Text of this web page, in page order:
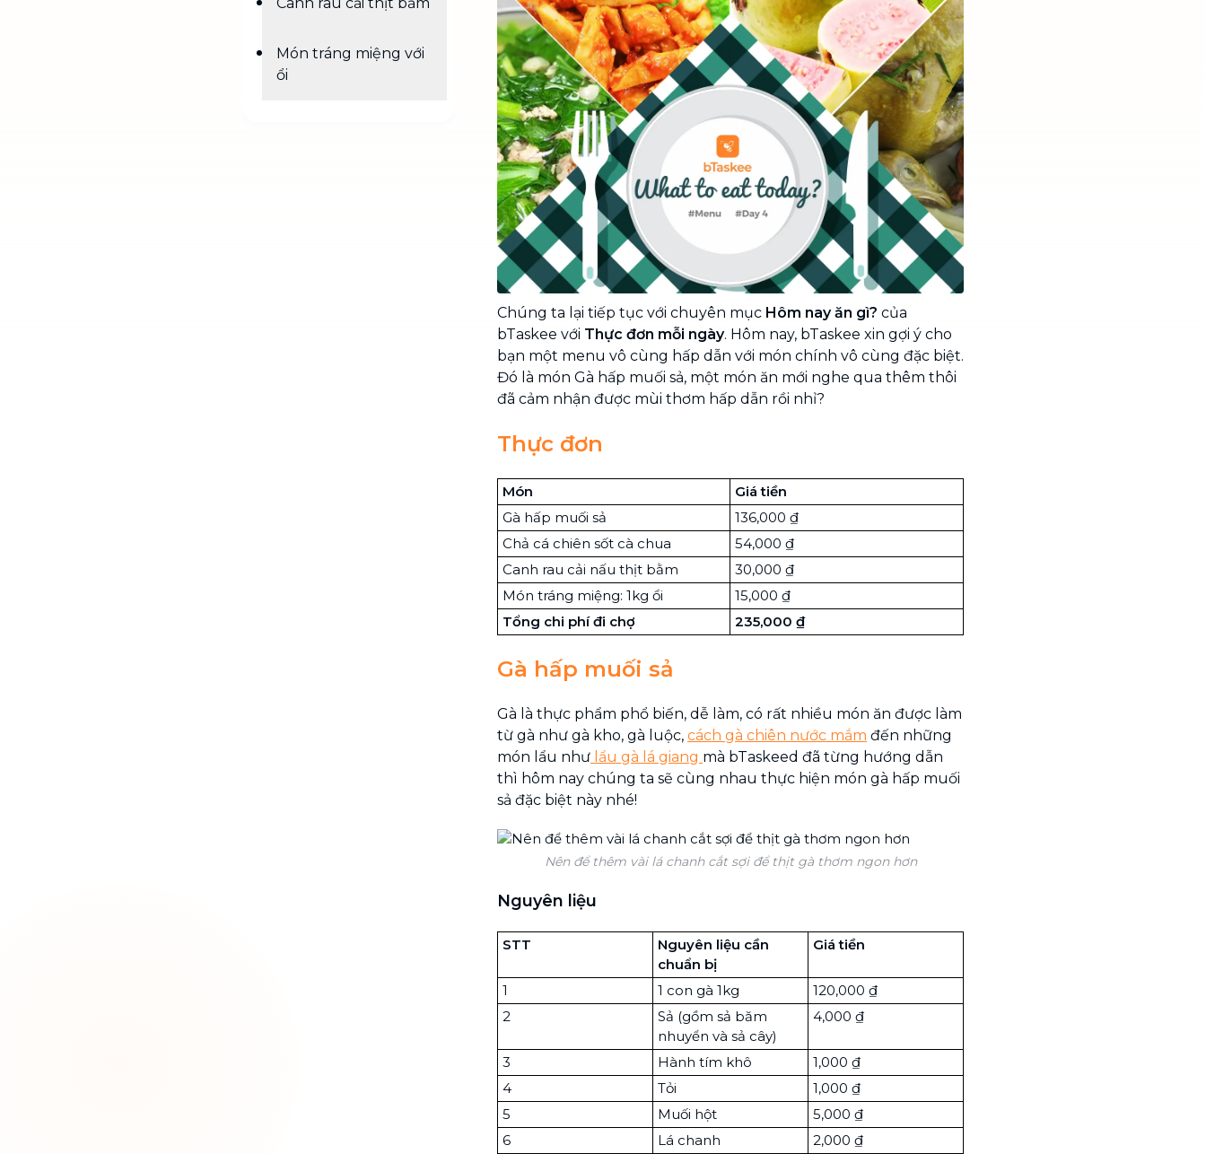
Chuyển nhà trọn gói, không lo dọn
dẹp nơi đi nơi đến
Vệ sinh công nghiệp NEW
Vệ sinh chuyên nghiệp cho văn
phòng, nhà xưởng, công trình lớn
Món tráng miệng với
ổi
Chúng ta lại tiếp tục với chuyên mục Hôm nay ăn gì? của
bTaskee với Thực đơn mỗi ngày. Hôm nay, bTaskee xin gợi ý cho
bạn một menu vô cùng hấp dẫn với món chính vô cùng đặc biệt.
Đó là món Gà hấp muối sả, một món ăn mới nghe qua thêm thôi
đã cảm nhận được mùi thơm hấp dẫn rồi nhỉ?
Thực đơn
Món
Giá tiền
Gà hấp muối sả
136,000 ₫
Chả cá chiên sốt cà chua
54,000 ₫
Canh rau cải nấu thịt bằm
30,000 ₫
Món tráng miệng: 1kg ổi
15,000 ₫
Tổng chi phí đi chợ
235,000 ₫
Gà hấp muối sả
Gà là thực phẩm phổ biến, dễ làm, có rất nhiều món ăn được làm
từ gà như gà kho, gà luộc, cách gà chiên nước mắm đến những
món lẩu như lẩu gà lá giang mà bTaskeed đã từng hướng dẫn
thì hôm nay chúng ta sẽ cùng nhau thực hiện món gà hấp muối
sả đặc biệt này nhé!
Nên để thêm vài lá chanh cắt sợi để thịt gà thơm ngon hơn
Nguyên liệu
STT
Nguyên liệu cần
chuẩn bị
Giá tiền
1 1 con gà 1kg
120,000 ₫
2
Sả (gồm sả băm
nhuyển và sả cây)
4,000 ₫
3 Hành tím khô
1,000 ₫
4
Tỏi
1,000 ₫
5
Muối hột
5,000 ₫
6
Lá chanh
2,000 ₫